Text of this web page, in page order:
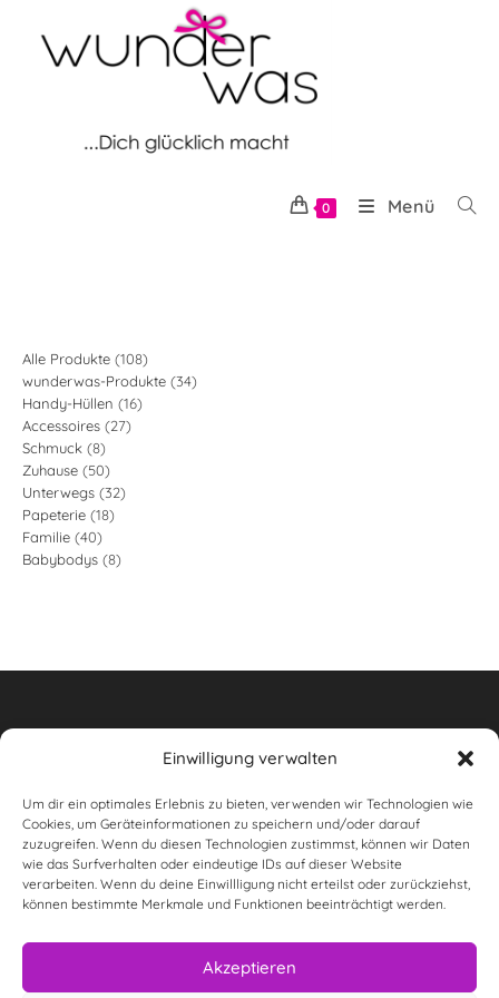
Einwilligung verwalten
Um dir ein optimales Erlebnis zu bieten, verwenden wir Technologien wie
Cookies, um Geräteinformationen zu speichern und/oder darauf
zuzugreifen. Wenn du diesen Technologien zustimmst, können wir Daten
wie das Surfverhalten oder eindeutige IDs auf dieser Website
verarbeiten. Wenn du deine Einwillligung nicht erteilst oder zurückziehst,
können bestimmte Merkmale und Funktionen beeinträchtigt werden.
Akzeptieren
springen
0 Menü
Alle Produkte 108108
Produkte
wunderwas-Produkte 3434
Handy-Hüllen 1616
Accessoires 2727
Schmuck 88
Produkte
Zuhause 5050
Produkte
Unterwegs 3232
Papeterie 1818
Familie 4040
Produkte
Babybodys 88
Widerrufsbelehrung
AGB
wunderwas Impressum & rechtliche Informationen
Datenschutzerklärung